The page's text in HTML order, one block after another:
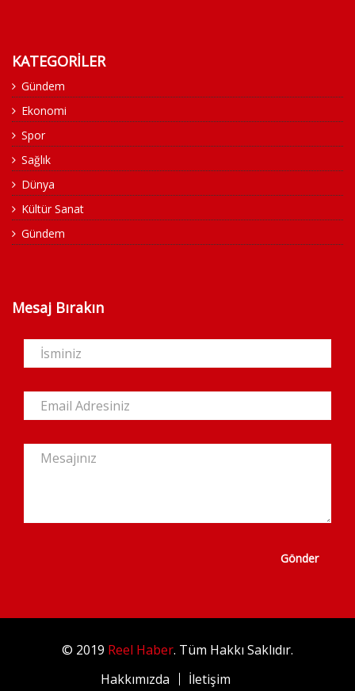
KATEGORİLER
Gündem
Ekonomi
Spor
Sağlık
Dünya
Kültür Sanat
Gündem
Mesaj Bırakın
Gönder
© 2019 Reel Haber. Tüm Hakkı Saklıdır.
Hakkımızda
İletişim